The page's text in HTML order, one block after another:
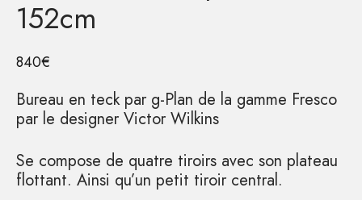
152cm
840€
Bureau en teck par g-Plan de la gamme Fresco
par le designer Victor Wilkins
Se compose de quatre tiroirs avec son plateau
flottant. Ainsi qu’un petit tiroir central.